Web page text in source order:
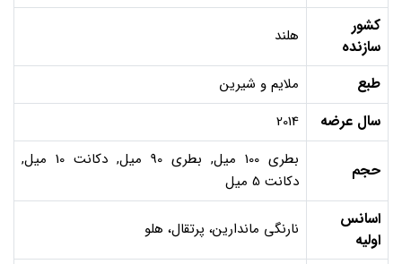
کشور
سازنده
هلند
طبع ملایم و شیرین
سال عرضه 2014
حجم
بطری 100 میل, بطری 90 میل, دکانت 10 میل,
دکانت 5 میل
اسانس
اولیه
نارنگی ماندارین، پرتقال، هلو